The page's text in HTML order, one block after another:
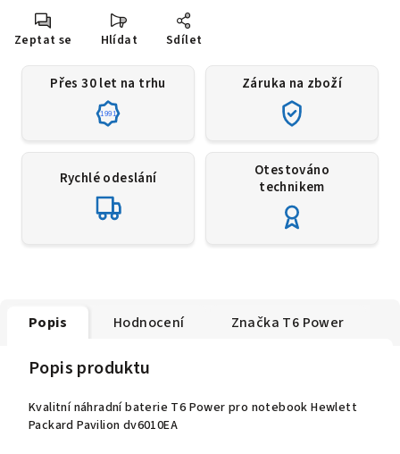
Zeptat se Hlídat Sdílet
Přes 30 let na trhu
1991
Záruka na zboží
Rychlé odeslání
Otestováno
technikem
Popis Hodnocení Značka T6 Power
Popis produktu
Kvalitní náhradní baterie T6 Power pro notebook Hewlett
Packard Pavilion dv6010EA